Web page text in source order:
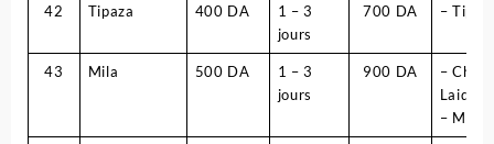
42 Tipaza 400 DA
1 – 3
jours
700 DA –
43 Mila 500 DA
1 – 3
jours
900 DA
–
Laid
– Mila